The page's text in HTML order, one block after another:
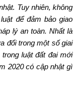
Tuy nhiên, không
để đảm bảo giao
lý an toàn. Nhất là
đổi trong một số giai
luật đất đai mới
2020 có cập nhật gì